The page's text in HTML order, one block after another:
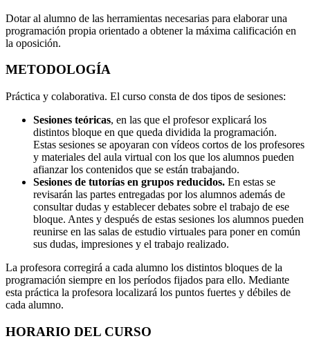
Dotar al alumno de las herramientas necesarias para elaborar una
programación propia orientado a obtener la máxima calificación en
la oposición.
METODOLOGÍA
Práctica y colaborativa. El curso consta de dos tipos de sesiones:
Sesiones teóricas, en las que el profesor explicará los
distintos bloque en que queda dividida la programación.
Estas sesiones se apoyaran con vídeos cortos de los profesores
y materiales del aula virtual con los que los alumnos pueden
afianzar los contenidos que se están trabajando.
Sesiones de tutorías en grupos reducidos. En estas se
revisarán las partes entregadas por los alumnos además de
consultar dudas y establecer debates sobre el trabajo de ese
bloque. Antes y después de estas sesiones los alumnos pueden
reunirse en las salas de estudio virtuales para poner en común
sus dudas, impresiones y el trabajo realizado.
La profesora corregirá a cada alumno los distintos bloques de la
programación siempre en los períodos fijados para ello. Mediante
esta práctica la profesora localizará los puntos fuertes y débiles de
cada alumno.
HORARIO DEL CURSO